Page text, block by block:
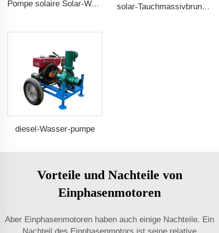
Pompe solaire Solar-Wasserpumpe solar-Tauchmassivbrunnenpumpen
diesel-Wasser-pumpe
Vorteile und Nachteile von
Einphasenmotoren
Aber Einphasenmotoren haben auch einige Nachteile. Ein
Nachteil des Einphasenmotors ist seine relative